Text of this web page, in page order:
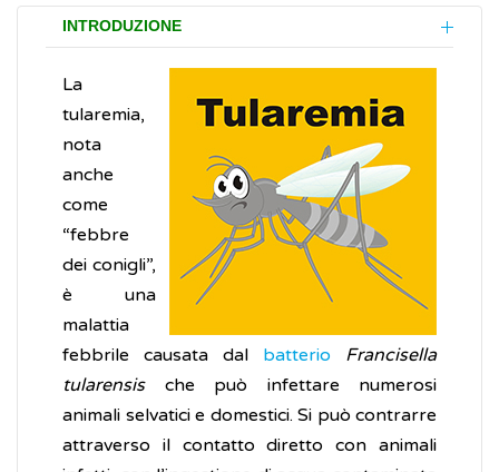
INTRODUZIONE
La
tularemia,
nota
anche
come
“febbre
dei conigli”,
è una
malattia
febbrile causata dal batterio
Francisella
tularensische può infettare numerosi
animali selvatici e domestici. Si può contrarre
attraverso il contatto diretto con animali